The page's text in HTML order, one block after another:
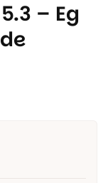
– Eg